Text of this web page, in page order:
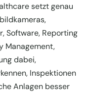
setzt genau
Software, Reporting
Management,
dabei,
Inspektionen
Anlagen besser